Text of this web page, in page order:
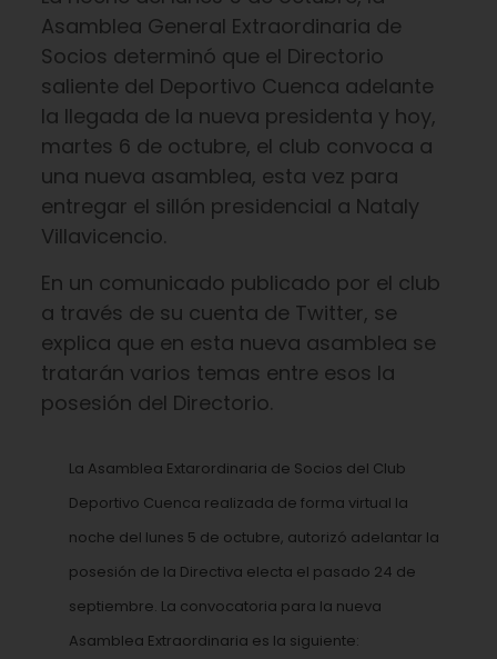
Asamblea General Extraordinaria de
Socios determinó que el Directorio
saliente del Deportivo Cuenca adelante
la llegada de la nueva presidenta y hoy,
martes 6 de octubre, el club convoca a
una nueva asamblea, esta vez para
entregar el sillón presidencial a Nataly
Villavicencio.
En un comunicado publicado por el club
a través de su cuenta de Twitter, se
explica que en esta nueva asamblea se
tratarán varios temas entre esos la
posesión del Directorio.
La Asamblea Extarordinaria de Socios del Club
Deportivo Cuenca realizada de forma virtual la
noche del lunes 5 de octubre, autorizó adelantar la
posesión de la Directiva electa el pasado 24 de
septiembre. La convocatoria para la nueva
Asamblea Extraordinaria es la siguiente: